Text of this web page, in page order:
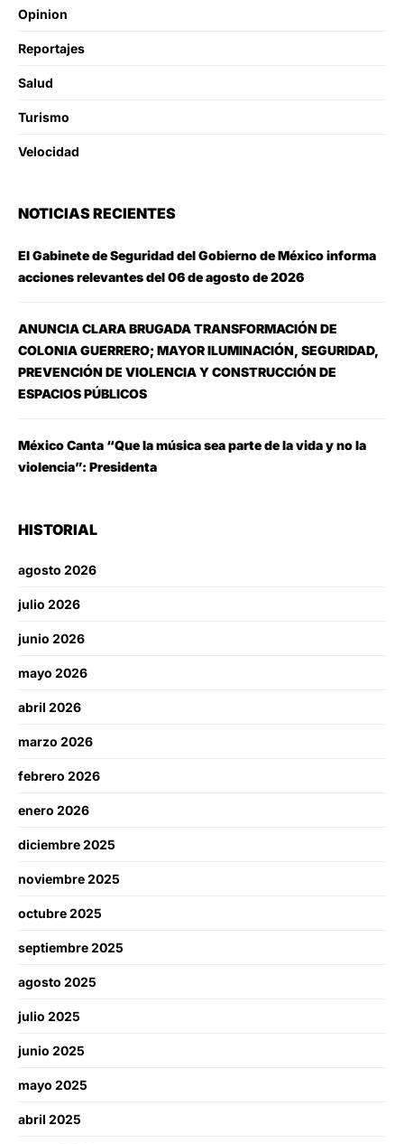
Opinion
Reportajes
Salud
Turismo
Velocidad
NOTICIAS RECIENTES
El Gabinete de Seguridad del Gobierno de México informa
acciones relevantes del 06 de agosto de 2026
ANUNCIA CLARA BRUGADA TRANSFORMACIÓN DE
COLONIA GUERRERO; MAYOR ILUMINACIÓN, SEGURIDAD,
PREVENCIÓN DE VIOLENCIA Y CONSTRUCCIÓN DE
ESPACIOS PÚBLICOS
México Canta “Que la música sea parte de la vida y no la
violencia”: Presidenta
HISTORIAL
agosto 2026
julio 2026
junio 2026
mayo 2026
abril 2026
marzo 2026
febrero 2026
enero 2026
diciembre 2025
noviembre 2025
octubre 2025
septiembre 2025
agosto 2025
julio 2025
junio 2025
mayo 2025
abril 2025